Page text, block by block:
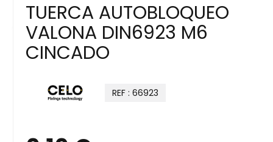
TUERCA AUTOBLOQUEO
VALONA DIN6923 M6
CINCADO
REF : 66923